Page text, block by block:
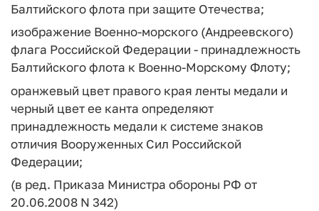
Балтийского флота при защите Отечества;
изображение Военно-морского (Андреевского)
флага Российской Федерации - принадлежность
Балтийского флота к Военно-Морскому Флоту;
оранжевый цвет правого края ленты медали и
черный цвет ее канта определяют
принадлежность медали к системе знаков
отличия Вооруженных Сил Российской
Федерации;
(в ред. Приказа Министра обороны РФ от
20.06.2008 N 342)